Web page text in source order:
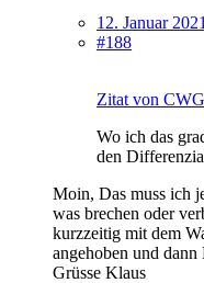
12. Januar
#188
Zitat von
Wo ich das
den
Moin, Das muss ich
was brechen oder
kurzzeitig mit dem
angehoben und
Grüsse Klaus